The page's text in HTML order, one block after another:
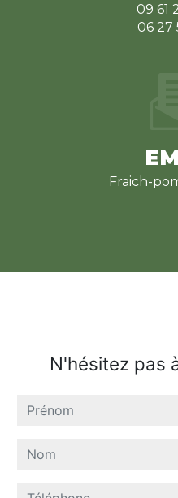
09
06
fraich-
N'hésitez pas